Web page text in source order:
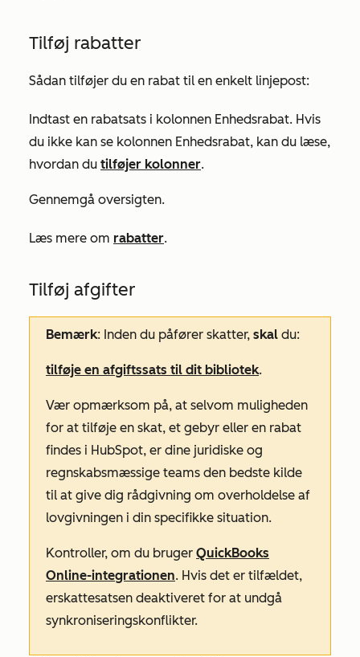
Tilføj rabatter
Sådan tilføjer du en rabat til en enkelt linjepost:
Indtast en rabatsats i kolonnen Enhedsrabat. Hvis
du ikke kan se kolonnen Enhedsrabat, kan du læse,
hvordan du tilføjer kolonner.
Gennemgå oversigten.
Læs mere om rabatter.
Tilføj afgifter
Bemærk: Inden du påfører skatter, skal du:
tilføje en afgiftssats til dit bibliotek.
Vær opmærksom på, at selvom muligheden
for at tilføje en skat, et gebyr eller en rabat
findes i HubSpot, er dine juridiske og
regnskabsmæssige teams den bedste kilde
til at give dig rådgivning om overholdelse af
lovgivningen i din specifikke situation.
Kontroller, om du bruger QuickBooks
Online-integrationen. Hvis det er tilfældet,
erskattesatsen deaktiveret for at undgå
synkroniseringskonflikter.